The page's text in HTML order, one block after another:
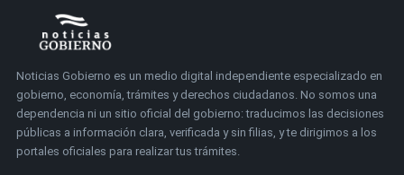
Noticias Gobierno es un medio digital independiente especializado en
gobierno, economía, trámites y derechos ciudadanos. No somos una
dependencia ni un sitio oficial del gobierno: traducimos las decisiones
públicas a información clara, verificada y sin filias, y te dirigimos a los
portales oficiales para realizar tus trámites.